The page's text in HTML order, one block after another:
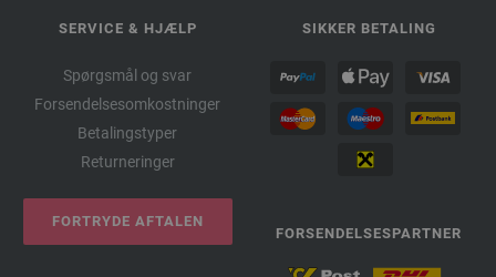
SERVICE & HJÆLP
Spørgsmål og svar
Forsendelsesomkostninger
Betalingstyper
Returneringer
FORTRYDE AFTALEN
SIKKER BETALING
FORSENDELSESPARTNER